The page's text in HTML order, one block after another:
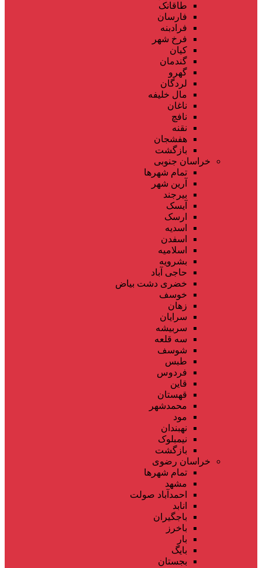
طاقانک
فارسان
فرادبنه
فرخ شهر
کیان
گندمان
گهرو
لردگان
مال خلیفه
ناغان
نافچ
نقنه
هفشجان
بازگشت
خراسان جنوبی
تمام شهر‌ها
آرین شهر
بیرجند
آیسک
ارسک
اسدیه
اسفدن
اسلامیه
بشرویه
حاجی آباد
خضری دشت بیاض
خوسف
زهان
سرایان
سربیشه
سه قلعه
شوسف
طبس
فردوس
قاین
قهستان
محمدشهر
مود
نهبندان
نیمبلوک
بازگشت
خراسان رضوی
تمام شهر‌ها
مشهد
احمدآباد صولت
انابد
باجگیران
باخرز
بار
بایگ
بجستان